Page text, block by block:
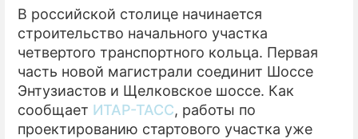
ЭКОНОМИКА
ПРОИСШЕСТВИЯ
СОННИК
СТИЛЬ ЖИЗНИ
В российской столице начинается
строительство начального участка
четвертого транспортного кольца. Первая
часть новой магистрали соединит Шоссе
Энтузиастов и Щелковское шоссе. Как
сообщает ИТАР-ТАСС, работы по
проектированию стартового участка уже